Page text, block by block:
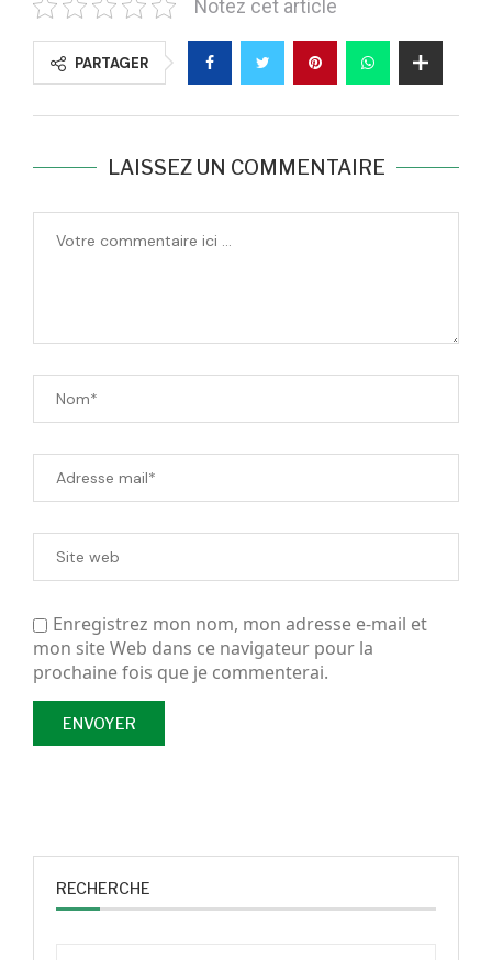
Notez cet article
PARTAGER
LAISSEZ UN COMMENTAIRE
Enregistrez mon nom, mon adresse e-mail et
mon site Web dans ce navigateur pour la
prochaine fois que je commenterai.
RECHERCHE